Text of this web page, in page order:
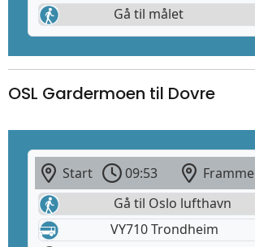
Gå til målet
OSL Gardermoen til Dovre
Start 09:53 Framme
Gå til Oslo lufthavn
VY710 Trondheim